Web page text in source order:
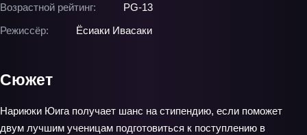
Возрастной рейтинг:
PG-13
Режиссёр:
Ёсиаки Ивасаки
Сюжет
Нариюки Юига получает шанс на стипендию, если поможет
двум лучшим ученицам подготовиться к поступлению в